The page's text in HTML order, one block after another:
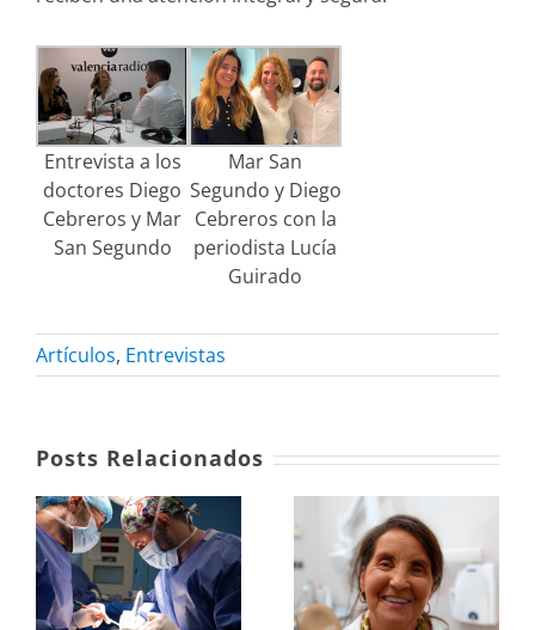
Entrevista a los
doctores Diego
Cebreros y Mar
San Segundo
Mar San
Segundo y Diego
Cebreros con la
periodista Lucía
Guirado
Artículos, Entrevistas
Posts Relacionados